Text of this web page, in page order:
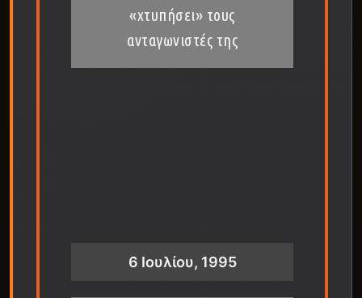
«χτυπήσει» τους
ανταγωνιστές της
6 Ιουλίου, 1995